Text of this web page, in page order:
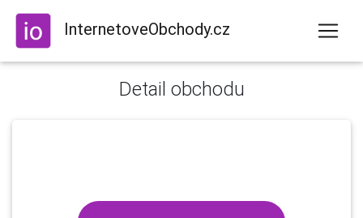
InternetoveObchody.cz
Detail obchodu